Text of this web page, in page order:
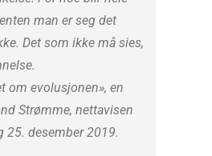
man er seg det
Det som ikke må sies,
om evolusjonen», en
Strømme, nettavisen
25. desember 2019.